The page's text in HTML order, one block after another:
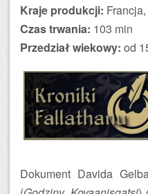
Kraje produkcji:
Czas trwania: 103 min
Przedział wiekowy: od
Dokument Davida